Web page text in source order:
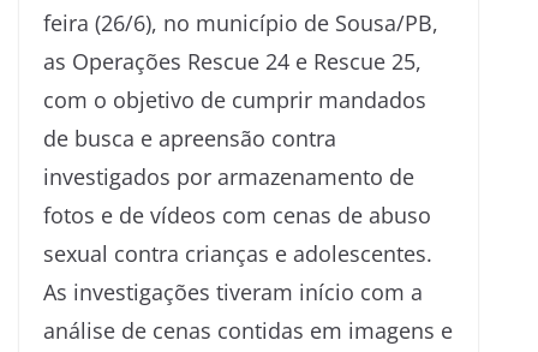
feira (26/6), no município de Sousa/PB,
as Operações Rescue 24 e Rescue 25,
com o objetivo de cumprir mandados
de busca e apreensão contra
investigados por armazenamento de
fotos e de vídeos com cenas de abuso
sexual contra crianças e adolescentes.
As investigações tiveram início com a
análise de cenas contidas em imagens e